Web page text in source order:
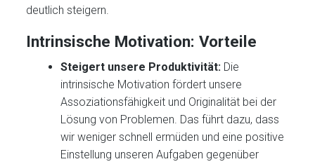
deutlich steigern.
Intrinsische Motivation: Vorteile
Steigert unsere Produktivität: Die
intrinsische Motivation fördert unsere
Assoziationsfähigkeit und Originalität bei der
Lösung von Problemen. Das führt dazu, dass
wir weniger schnell ermüden und eine positive
Einstellung unseren Aufgaben gegenüber